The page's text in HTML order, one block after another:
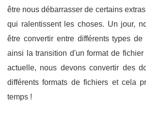
être nous débarrasser de certains
qui ralentissent les choses. Un jour,
être convertir entre différents types de
ainsi la transition d'un format de
actuelle, nous devons convertir des
différents formats de fichiers et cela
temps !